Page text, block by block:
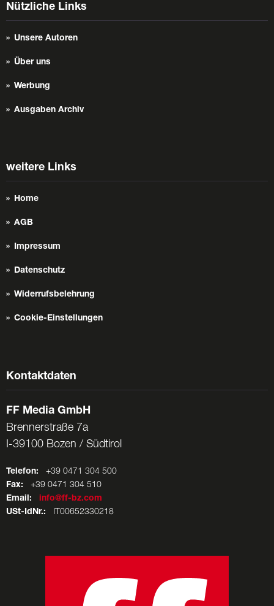
Nützliche Links
Unsere Autoren
Über uns
Werbung
Ausgaben Archiv
weitere Links
Home
AGB
Impressum
Datenschutz
Widerrufsbelehrung
Cookie-Einstellungen
Kontaktdaten
FF Media GmbH
Brennerstraße 7a
I-39100 Bozen / Südtirol
Telefon: +39 0471 304 500
Fax: +39 0471 304 510
Email:
info@ff-bz.com
USt-IdNr.: IT00652330218